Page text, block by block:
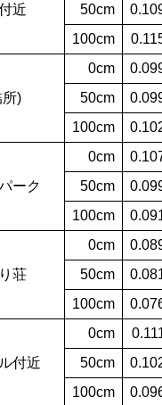
近
50cm
100cm
)
0cm
50cm
100cm
ーク
0cm
50cm
100cm
荘
0cm
50cm
100cm
付近
0cm
50cm
100cm